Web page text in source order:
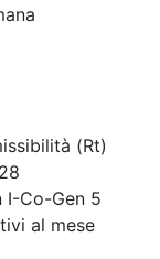
(Rt)
I-Co-Gen 5
al mese